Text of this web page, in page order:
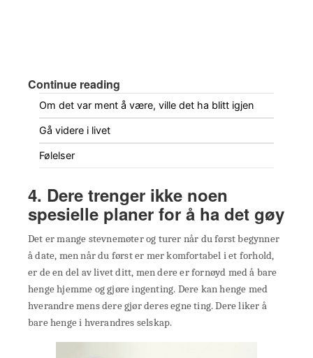
Continue reading
Om det var ment å være, ville det ha blitt igjen
Gå videre i livet
Følelser
4. Dere trenger ikke noen
spesielle planer for å ha det gøy
Det er mange stevnemøter og turer når du først begynner
å date, men når du først er mer komfortabel i et forhold,
er de en del av livet ditt, men dere er fornøyd med å bare
henge hjemme og gjøre ingenting. Dere kan henge med
hverandre mens dere gjør deres egne ting. Dere liker å
bare henge i hverandres selskap.